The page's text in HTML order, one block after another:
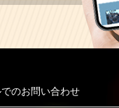
でのお問い合わせ